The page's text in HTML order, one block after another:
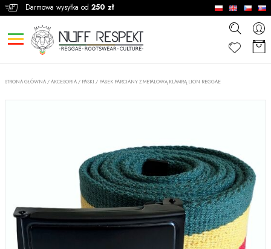
Darmowa wysyłka od 250 zł
STRONA GŁÓWNA /AKCESORIA / PASKI / PASEK PARCIANY Z METALOWĄ KLAMRĄ LION REGGAE